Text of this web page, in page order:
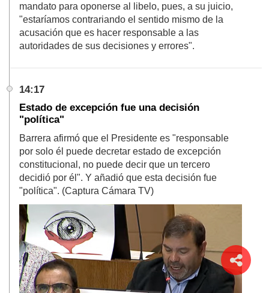
mandato para oponerse al libelo, pues, a su juicio,
"estaríamos contrariando el sentido mismo de la
acusación que es hacer responsable a las
autoridades de sus decisiones y errores".
14:17
Estado de excepción fue una decisión
"política"
Barrera afirmó que el Presidente es "responsable
por solo él puede decretar estado de excepción
constitucional, no puede decir que un tercero
decidió por él". Y añadió que esta decisión fue
"política". (Captura Cámara TV)